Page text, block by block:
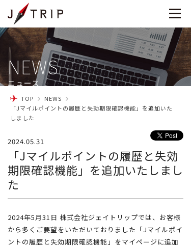
NEWS
ニュース
TOP
NEWS
「Jマイルポイントの履歴と失効期限確認機能」を追加いた
しました
2024.05.31
「Jマイルポイントの履歴と失効
期限確認機能」を追加いたしまし
た
2024年5月31日 株式会社ジェイトリップでは、お客様
から多くご要望をいただいておりました「Jマイルポイ
ントの履歴と失効期限確認機能」をマイページに追加